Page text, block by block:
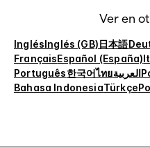
Ver en
InglésInglés (GB)日本語
FrançaisEspañol (España)
Português한국어ไทยالعربية
Bahasa IndonesiaTürkçe